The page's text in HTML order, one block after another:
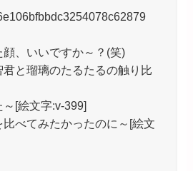
、いいですか～？(笑)
と瑠璃のたるたるの触り比
[絵文字:v-399]
べてみたかったのに～[絵文